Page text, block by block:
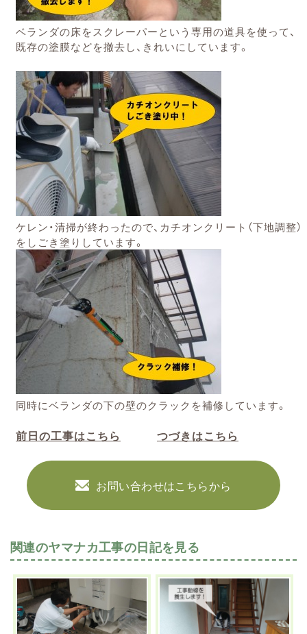
ベランダの床をスクレーパーという専用の道具を使って、
既存の塗膜などを撤去し、きれいにしています。
ケレン・清掃が終わったので、カチオンクリート（下地調整）
をしごき塗りしています。
同時にベランダの下の壁のクラックを補修しています。
前日の工事はこちら つづきはこちら
お問い合わせはこちらから
関連のヤマナカ工事の日記を見る